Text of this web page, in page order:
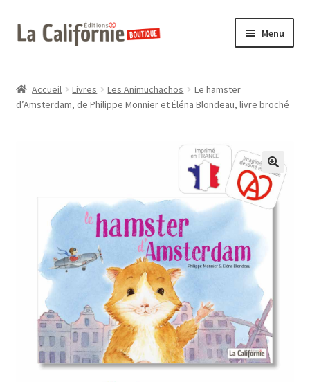
Aller
à
Aller
au
Menu
Nos ateliers
Contactez-nous
La Californie
Accueil Livres Les Animuchachos
Le hamster
d’Amsterdam, de Philippe Monnier et Éléna Blondeau, livre broché
🔍